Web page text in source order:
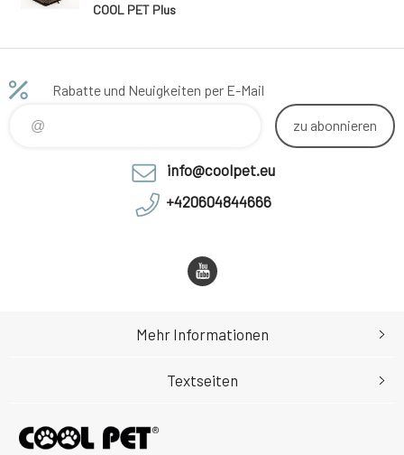
COOL PET Plus
Pfoten/braune
Rabatte und Neuigkeiten per E-Mail
zu abonnieren
info@coolpet.eu
+420604844666
Mehr Informationen
Textseiten